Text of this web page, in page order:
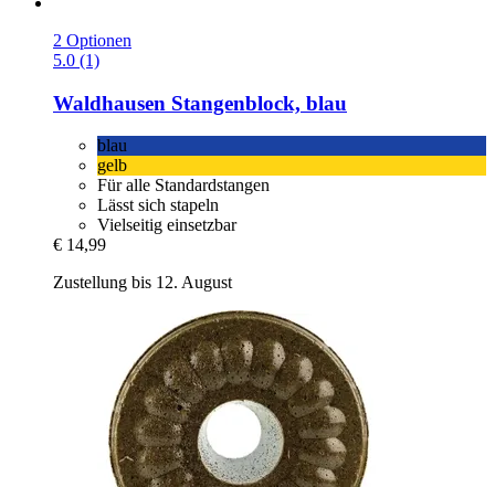
2 Optionen
5.0 (1)
Waldhausen Stangenblock, blau
blau
gelb
Für alle Standardstangen
Lässt sich stapeln
Vielseitig einsetzbar
€ 14,99
Zustellung bis 12. August